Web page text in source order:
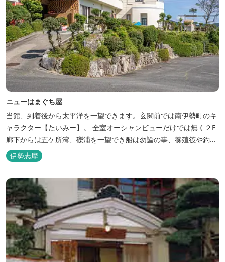
ニューはまぐち屋
当館、到着後から太平洋を一望できます。玄関前では南伊勢町のキ
ャラクター【たいみー】。 全室オーシャンビューだけでは無く２F
廊下からは五ケ所湾、礫浦を一望でき船は勿論の事、養殖筏や釣り
堀筏などみる事ができます。 当館一押しのお部屋【大島】からは太
平洋を一望。マグロの養殖筏、夜には漁師さん達の船の光がみえ対
伊勢志摩